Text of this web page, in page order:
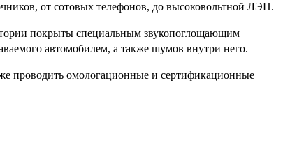
от сотовых телефонов, до высоковольтной ЛЭП.
покрыты специальным звукопоглощающим
автомобилем, а также шумов внутри него.
проводить омологационные и сертификационные